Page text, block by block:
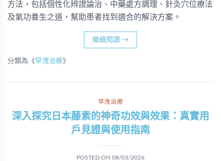
方法，包括個性化辨證論治、中藥處方調理、針灸穴位療法
及氣功養生之道，幫助患者找到適合的解決方案。
繼續閱讀 →
分類為《早洩治療》
早洩治療
深入探究日本藤素的神奇功效與效果：真實用
戶見證與使用指南
POSTED ON 08/03/2026